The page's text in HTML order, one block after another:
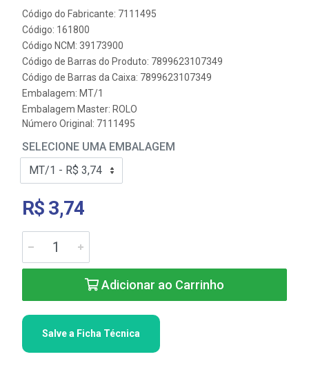
Código do Fabricante: 7111495
Código: 161800
Código NCM: 39173900
Código de Barras do Produto: 7899623107349
Código de Barras da Caixa: 7899623107349
Embalagem: MT/1
Embalagem Master: ROLO
Número Original: 7111495
SELECIONE UMA EMBALAGEM
R$ 3,74
Adicionar ao Carrinho
Salve a Ficha Técnica